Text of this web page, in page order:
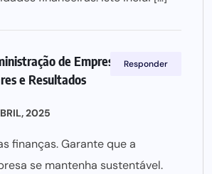
de Empresas: Funções,
e Resultados
2025
finanças. Garante que a
se mantenha sustentável.
Responder